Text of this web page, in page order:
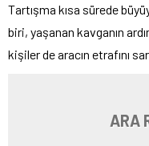
Tartışma kısa sürede
biri, yaşanan kavganın
kişiler de aracın etrafını
ARA